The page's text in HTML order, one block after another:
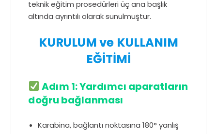
teknik eğitim prosedürleri üç ana başlık
altında ayrıntılı olarak sunulmuştur.
KURULUM ve KULLANIM
EĞİTİMİ
Adım 1: Yardımcı aparatların
doğru bağlanması
Karabina, bağlantı noktasına 180° yanlış